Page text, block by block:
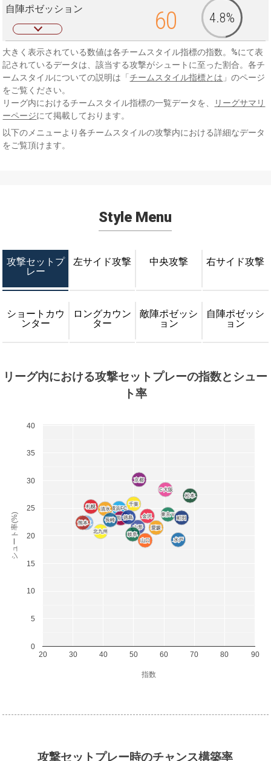
自陣ポゼッション 60 4.8%
大きく表示されている数値は各チームスタイル指標の指数。%にて表
記されているデータは、該当する攻撃がシュートに至った割合。各チ
ームスタイルについての説明は「 チームスタイル指標とは 」のページ
をご覧ください。
リーグ内におけるチームスタイル指標の一覧データを、
リーグサマリ
ーページにて掲載しております。
以下のメニューより各チームスタイルの攻撃内における詳細なデータ
をご覧頂けます。
Style Menu
攻撃セットプ
レー
左サイド攻撃 中央攻撃 右サイド攻撃
ショートカウ
ンター
ロングカウン
ター
敵陣ポゼッシ
ョン
自陣ポゼッシ
ョン
リーグ内における攻撃セットプレーの指数とシュー
ト率
札幌
札幌
山形
山形
水戸
水戸
群馬
群馬
千葉
千葉
東京Ｖ
東京Ｖ
町田
町田
横浜FC
横浜FC
松本
松本
金沢
金沢
清水
清水
岐阜
岐阜
京都
京都
Ｃ大阪
Ｃ大阪
岡山
岡山
山口
山口
讃岐
讃岐
徳島
徳島
愛媛
愛媛
北九州
北九州
長崎
長崎
熊本
熊本
20 30 40 50 60 70 80 90
0
5
10
15
20
25
30
35
40
指数
シュート率(%)
攻撃セットプレー時のチャンス構築率